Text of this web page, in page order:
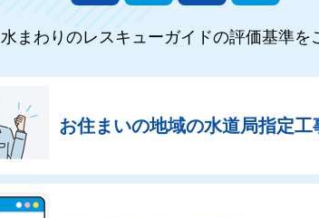
水まわりのレスキューガイドの評価基準を
お住まいの地域の水道局指定工